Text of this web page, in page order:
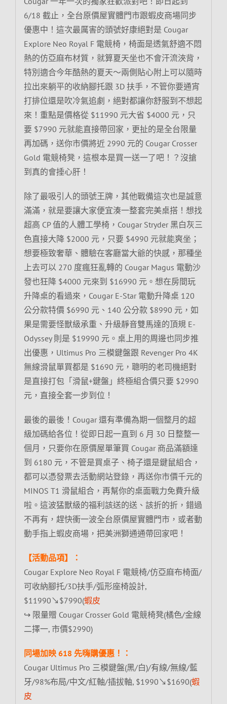
6/18 截止，全台原價屋實體門市跟蝦皮商場同步
優惠中！這次最厲害的頭號好康絕對是 Cougar
Explore Neo Royal F 電競椅，椅面是透氣舒適不悶
熱的仿亞麻布材質，就算夏天坐也不會汗流浹背，
特別適合今年酷熱的夏天～兩側貼心附上可以隨時
拉出來躺平的收納腳托跟 3D 扶手，不管你要通宵
打排位還是吹冷氣追劇，絕對都讓你舒服到不想起
來！重點是價格從 $11990 元大省 $4000 元，只
要 $7990 元就能直接帶回家，更扯的是全台限量
再加碼，送你市價將近 2990 元的 Cougar Crosser
Gold 電競椅凳，這根本是買一送一了吧！？沒搶
到真的會捶心肝！
除了最吸引人的頭號王牌，其他戰備這次也是誠意
滿滿，就是要讓大家便宜湊一整套完美桌搭！想找
超高 CP 值的人體工學椅，Cougar Stryder 黑白灰三
色直接大降 $2000 元，只要 $4990 元就能爽坐；
想要極致奢華、體驗在客廳當大爺的快感，那種坐
上去可以 270 度瘋狂亂轉的 Cougar Magus 電動沙
發也狂降 $4000 元來到 $16990 元。想在房間玩
升降桌的看過來，Cougar E-Star 電動升降桌 120
公分款特價 $6990 元、140 公分款 $8990 元，如
果是需要怪獸級承重、升級靜音雙馬達的頂規 E-
Odyssey 則是 $19990 元。桌上用的周邊也同步推
出優惠，Ultimus Pro 三模鍵盤跟 Revenger Pro 4K
無線滑鼠單買都是 $1690 元，聰明的老司機絕對
是直接打包「滑鼠+鍵盤」終極組合價只要 $2990
元，直接全套一步到位！
最後的最後！Cougar 還有準備為期一個整月的超
級加碼給各位！從即日起一直到 6 月 30 日整整一
個月，只要你在原價屋單筆買 Cougar 商品滿額達
到 6180 元，不管是買桌子、椅子還是鍵鼠組合，
都可以憑發票去活動網站登錄，再送你市價千元的
MINOS T1 滑鼠組合，再幫你的桌面戰力免費升級
啦。這波猛獸級的福利該送的送、該折的折，錯過
不再有，趕快衝一波全台原價屋實體門市，或者動
動手指上蝦皮商場，把美洲獅通通帶回家吧！
【活動品項】：
Cougar Explore Neo Royal F 電競椅/仿亞麻布椅面/
可收納腳托/3D扶手/弧形座椅設計,
$11990↘$7990(蝦皮
↪ 限量贈 Cougar Crosser Gold 電競椅凳(橘色/金線
二擇一, 市價$2990)
同場加映 618 先嗨購優惠！：
Cougar Ultimus Pro 三模鍵盤(黑/白)/有線/無線/藍
牙/98%布局/中文/紅軸/插拔軸, $1990↘$1690(蝦
皮